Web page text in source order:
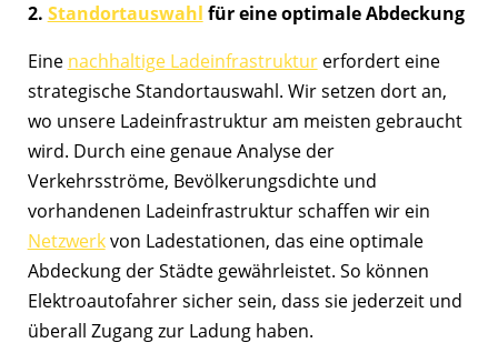
2. Standortauswahl für eine optimale Abdeckung
Eine nachhaltige Ladeinfrastrukturerfordert eine
strategische Standortauswahl. Wir setzen dort an,
wo unsere Ladeinfrastruktur am meisten gebraucht
wird. Durch eine genaue Analyse der
Verkehrsströme, Bevölkerungsdichte und
vorhandenen Ladeinfrastruktur schaffen wir ein
Netzwerkvon Ladestationen, das eine optimale
Abdeckung der Städte gewährleistet. So können
Elektroautofahrer sicher sein, dass sie jederzeit und
überall Zugang zur Ladung haben.